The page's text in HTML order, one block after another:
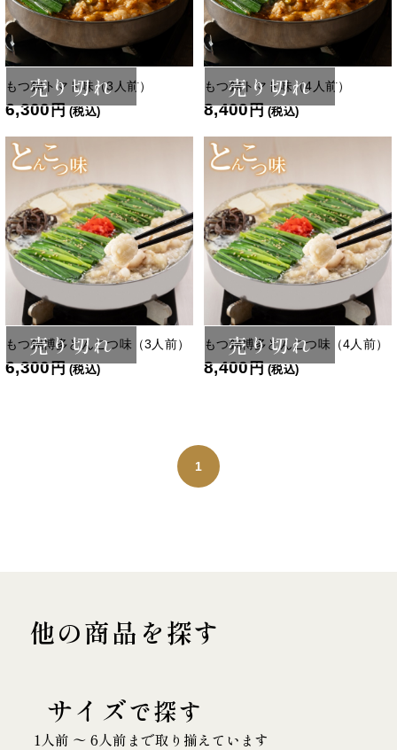
売り切れ
もつ鍋トマト味（3人前）
6,300円 (税込)
売り切れ
もつ鍋トマト味（4人前）
8,400円 (税込)
売り切れ
もつ鍋博多とんこつ味（3人前）
6,300円 (税込)
売り切れ
もつ鍋博多とんこつ味（4人前）
8,400円 (税込)
1
他の商品を探す
サイズで探す
1人前 〜 6人前まで取り揃えています